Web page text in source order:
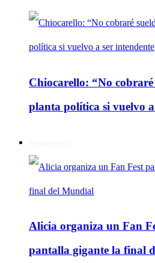
Chiocarello: “No
planta política si vuelvo
Alicia organiza un Fan
pantalla gigante la final